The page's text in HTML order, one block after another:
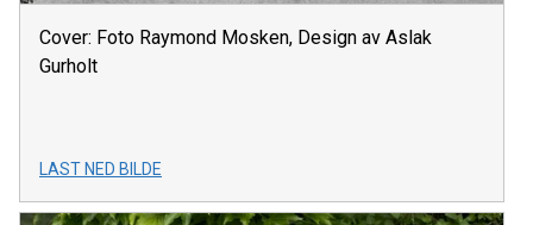
Cover: Foto Raymond Mosken, Design av Aslak
Gurholt
LAST NED BILDE